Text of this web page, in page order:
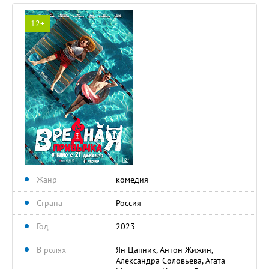
12+
Жанр комедия
Страна Россия
Год 2023
В ролях
Ян Цапник, Антон Жижин,
Александра Соловьева, Агата